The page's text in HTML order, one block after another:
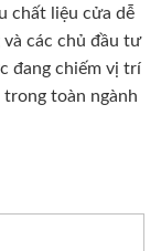
chất liệu cửa dễ
các chủ đầu tư
đang chiếm vị trí
toàn ngành